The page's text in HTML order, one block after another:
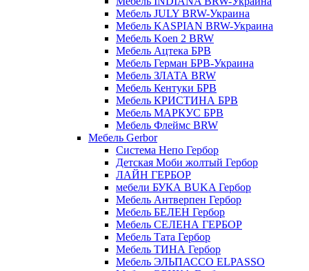
Мебель JULY BRW-Украина
Мебель KASPIAN BRW-Украина
Мебель Koen 2 BRW
Мебель Ацтека БРВ
Мебель Герман БРВ-Украина
Мебель ЗЛАТА BRW
Мебель Кентуки БРВ
Мебель КРИСТИНА БРВ
Мебель МАРКУС БРВ
Мебель Флеймс BRW
Мебель Gerbor
Cистема Непо Гербор
Детская Моби жолтый Гербор
ЛАЙН ГЕРБОР
мебели БУКА BUKA Гербор
Мебель Антверпен Гербор
Мебель БЕЛЕН Гербор
Мебель СЕЛЕНА ГЕРБОР
Мебель Тата Гербор
Мебель ТИНА Гербор
Мебель ЭЛЬПАССО ELPASSO